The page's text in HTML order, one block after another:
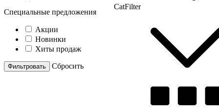
Специальные предложения
Акции
Новинки
Хиты продаж
Cбросить
CatFilter